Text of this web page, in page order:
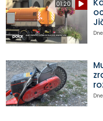
01:20